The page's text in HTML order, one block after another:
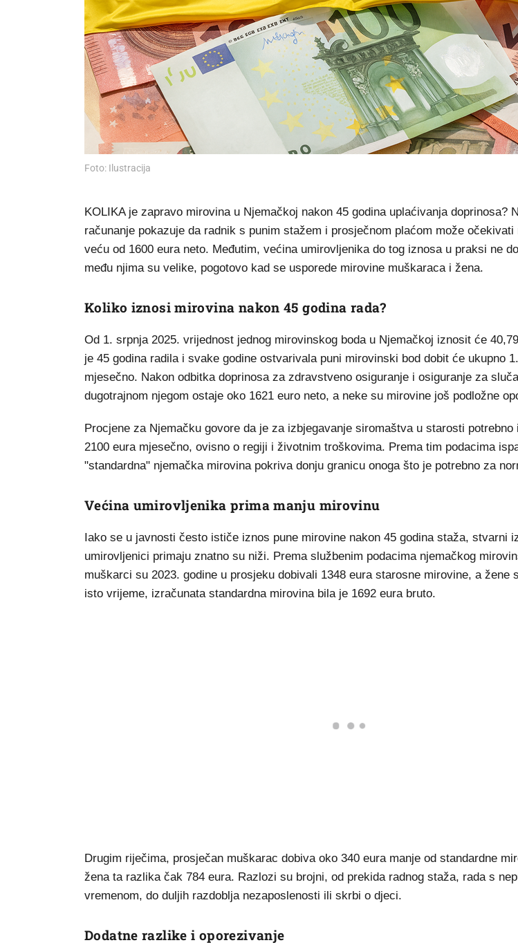
Foto: Ilustracija
KOLIKA je zapravo mirovina u Njemačkoj nakon 45 godina uplaćivanja doprinosa?
računanje pokazuje da radnik s punim stažem i prosječnom plaćom može
veću od 1600 eura neto. Međutim, većina umirovljenika do tog iznosa u praksi ne
među njima su velike, pogotovo kad se usporede mirovine muškaraca i žena.
Koliko iznosi mirovina nakon 45 godina rada?
Od 1. srpnja 2025. vrijednost jednog mirovinskog boda u Njemačkoj iznosit će
je 45 godina radila i svake godine ostvarivala puni mirovinski bod dobit će ukupno
mjesečno. Nakon odbitka doprinosa za zdravstveno osiguranje i osiguranje za
dugotrajnom njegom ostaje oko 1621 euro neto, a neke su mirovine još podložne
Procjene za Njemačku govore da je za izbjegavanje siromaštva u starosti potrebno
2100 eura mjesečno, ovisno o regiji i životnim troškovima. Prema tim podacima
"standardna" njemačka mirovina pokriva donju granicu onoga što je potrebno za
Većina umirovljenika prima manju mirovinu
Iako se u javnosti često ističe iznos pune mirovine nakon 45 godina staža, stvarni
umirovljenici primaju znatno su niži. Prema službenim podacima njemačkog
muškarci su 2023. godine u prosjeku dobivali 1348 eura starosne mirovine, a žene
isto vrijeme, izračunata standardna mirovina bila je 1692 eura bruto.
Drugim riječima, prosječan muškarac dobiva oko 340 eura manje od standardne
žena ta razlika čak 784 eura. Razlozi su brojni, od prekida radnog staža, rada s
vremenom, do duljih razdoblja nezaposlenosti ili skrbi o djeci.
Dodatne razlike i oporezivanje